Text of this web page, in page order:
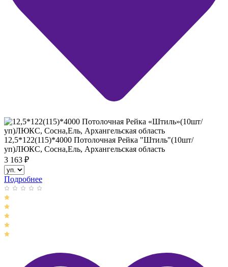
12,5*122(115)*4000 Потолочная Рейка "Штиль"(10шт/
уп)ЛЮКС, Сосна,Ель, Архангельская область
3 163 ₽
Подробнее